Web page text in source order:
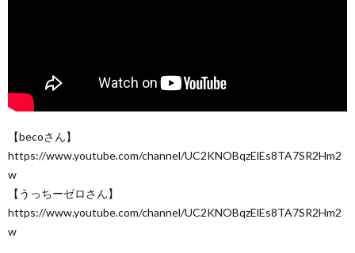
【becoさん】
https://www.youtube.com/channel/UC2KNOBqzElEs8TA7SR2Hm2
w
【うっちーゼロさん】
https://www.youtube.com/channel/UC2KNOBqzElEs8TA7SR2Hm2
w